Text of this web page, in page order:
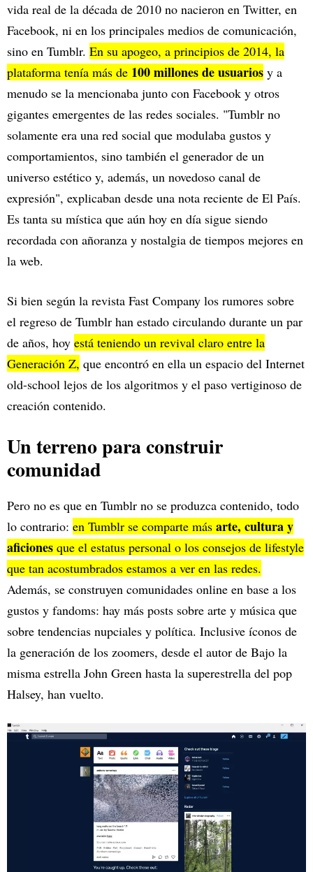
vida real de la década de 2010 no nacieron en Twitter, en
Facebook, ni en los principales medios de comunicación,
sino en Tumblr. En su apogeo, a principios de 2014, la
plataforma tenía más de 100 millones de usuarios y a
menudo se la mencionaba junto con Facebook y otros
gigantes emergentes de las redes sociales. "Tumblr no
solamente era una red social que modulaba gustos y
comportamientos, sino también el generador de un
universo estético y, además, un novedoso canal de
expresión", explicaban desde una nota reciente de El País.
Es tanta su mística que aún hoy en día sigue siendo
recordada con añoranza y nostalgia de tiempos mejores en
la web.
Si bien según la revista Fast Company los rumores sobre
el regreso de Tumblr han estado circulando durante un par
de años, hoy está teniendo un revival claro entre la
Generación Z, que encontró en ella un espacio del Internet
old-school lejos de los algoritmos y el paso vertiginoso de
creación contenido.
Un terreno para construir
comunidad
Pero no es que en Tumblr no se produzca contenido, todo
lo contrario: en Tumblr se comparte más arte, cultura y
aficiones que el estatus personal o los consejos de lifestyle
que tan acostumbrados estamos a ver en las redes.
Además, se construyen comunidades online en base a los
gustos y fandoms: hay más posts sobre arte y música que
sobre tendencias nupciales y política. Inclusive íconos de
la generación de los zoomers, desde el autor de Bajo la
misma estrella John Green hasta la superestrella del pop
Halsey, han vuelto.